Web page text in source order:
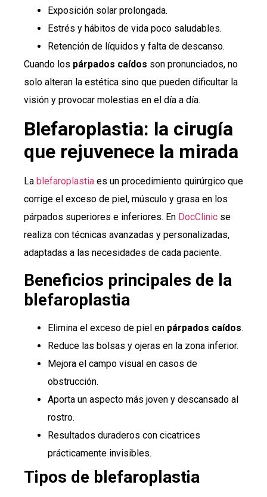
Exposición solar prolongada.
Estrés y hábitos de vida poco saludables.
Retención de líquidos y falta de descanso.
Cuando los párpados caídos son pronunciados, no
solo alteran la estética sino que pueden dificultar la
visión y provocar molestias en el día a día.
Blefaroplastia: la cirugía
que rejuvenece la mirada
La blefaroplastia es un procedimiento quirúrgico que
corrige el exceso de piel, músculo y grasa en los
párpados superiores e inferiores. En DocClinic se
realiza con técnicas avanzadas y personalizadas,
adaptadas a las necesidades de cada paciente.
Beneficios principales de la
blefaroplastia
Elimina el exceso de piel en párpados caídos.
Reduce las bolsas y ojeras en la zona inferior.
Mejora el campo visual en casos de
obstrucción.
Aporta un aspecto más joven y descansado al
rostro.
Resultados duraderos con cicatrices
prácticamente invisibles.
Tipos de blefaroplastia